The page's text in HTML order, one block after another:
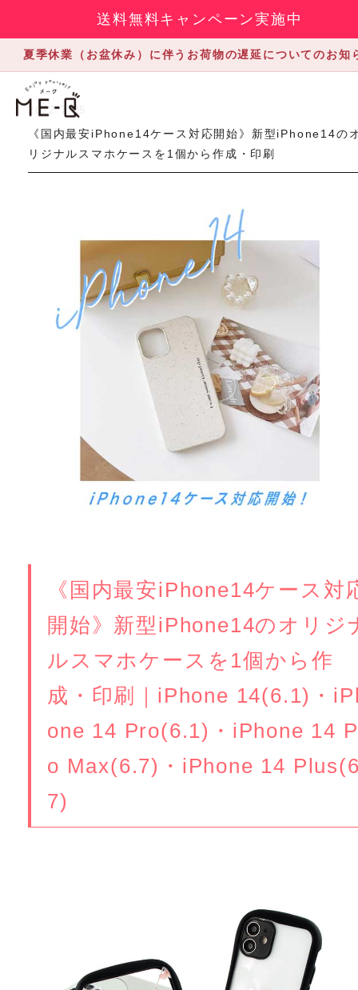
送料無料キャンペーン実施中
夏季休業（お盆休み）に伴うお荷物の遅延についてのお知
2022.7.05
《国内最安iPhone14ケース対応開始》新型iPhone14の
リジナルスマホケースを1個から作成・印刷
《国内最安iPhone14ケース対
開始》新型iPhone14のオリジ
ルスマホケースを1個から作
成・印刷｜iPhone 14(6.1)・
one 14 Pro(6.1)・iPhone 14
o Max(6.7)・iPhone 14
7)